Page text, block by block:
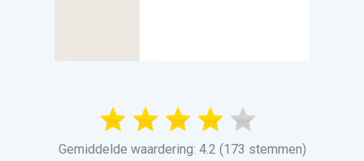
Gemiddelde waardering: 4.2 (173 stemmen)